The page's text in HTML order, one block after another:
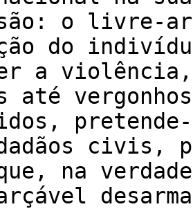
o livre-
do
a
até
civis,
na